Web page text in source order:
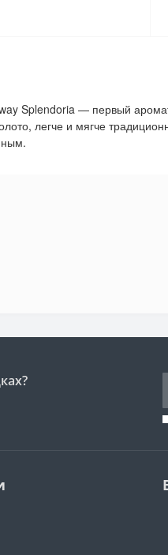
Splendoria — первый
легче и мягче